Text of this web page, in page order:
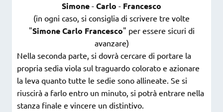
Simone - Carlo - Francesco
(in ogni caso, si consiglia di scrivere tre volte
"Simone Carlo Francesco" per essere sicuri di
avanzare)
Nella seconda parte, si dovrà cercare di portare la
propria sedia viola sul traguardo colorato e azionare
la leva quanto tutte le sedie sono allineate. Se si
riuscirà a farlo entro un minuto, si potrà entrare nella
stanza finale e vincere un distintivo.